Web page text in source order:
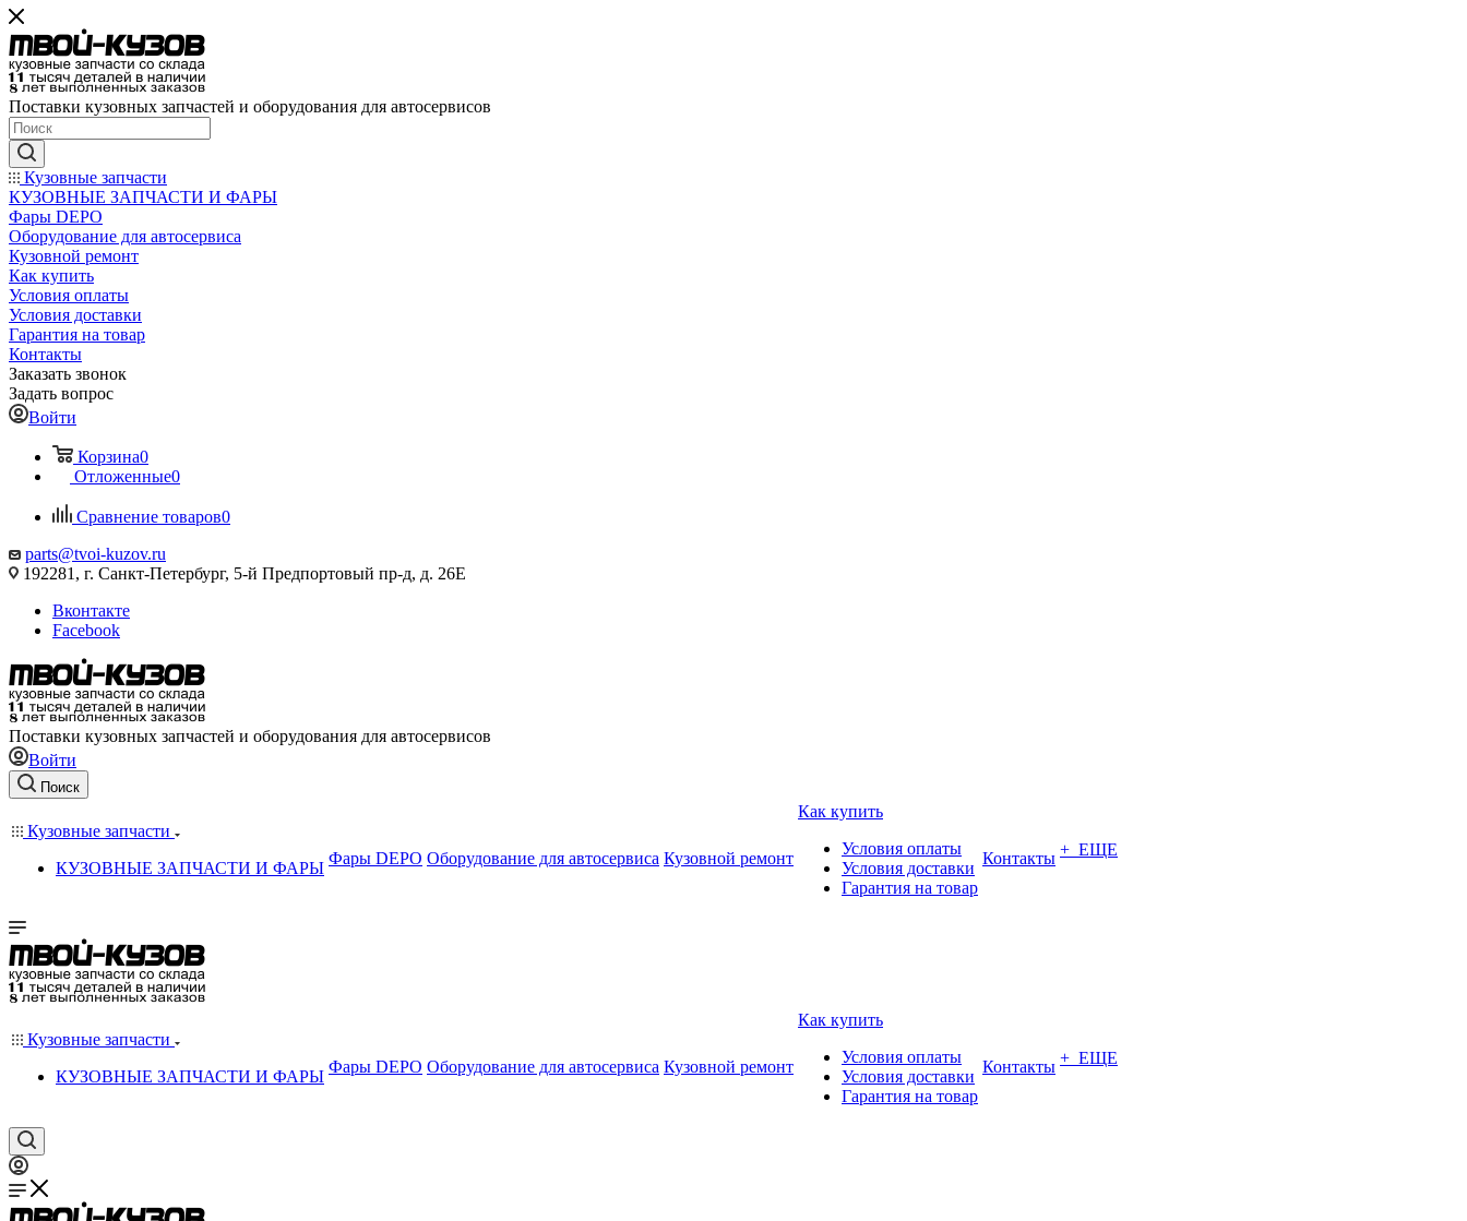
Поставки кузовных запчастей и оборудования для автосервисов
Кузовные запчасти
КУЗОВНЫЕ ЗАПЧАСТИ И ФАРЫ
Фары DEPO
Оборудование для автосервиса
Кузовной ремонт
Как купить
Условия оплаты
Условия доставки
Гарантия на товар
Контакты
Заказать звонок
Задать вопрос
Войти
Корзина0
Отложенные0
Сравнение товаров0
parts@tvoi-kuzov.ru
192281, г. Санкт-Петербург, 5-й Предпортовый пр-д, д. 26Е
Вконтакте
Facebook
Поставки кузовных запчастей и оборудования для автосервисов
Войти
Поиск
Кузовные запчасти
КУЗОВНЫЕ ЗАПЧАСТИ И ФАРЫ
Фары DEPO Оборудование для автосервиса Кузовной ремонт
Как купить
Условия оплаты
Условия доставки
Гарантия на товар
Контакты + ЕЩЕ
Кузовные запчасти
КУЗОВНЫЕ ЗАПЧАСТИ И ФАРЫ
Фары DEPO Оборудование для автосервиса Кузовной ремонт
Как купить
Условия оплаты
Условия доставки
Гарантия на товар
Контакты + ЕЩЕ